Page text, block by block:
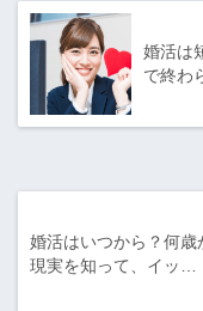
婚活は
で終わ
婚活はいつから？何
現実を知って、イッ…